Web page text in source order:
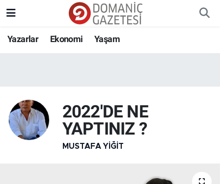
Yazarlar Ekonomi Yaşam
2022'DE NE
YAPTINIZ ?
MUSTAFA YIĞIT